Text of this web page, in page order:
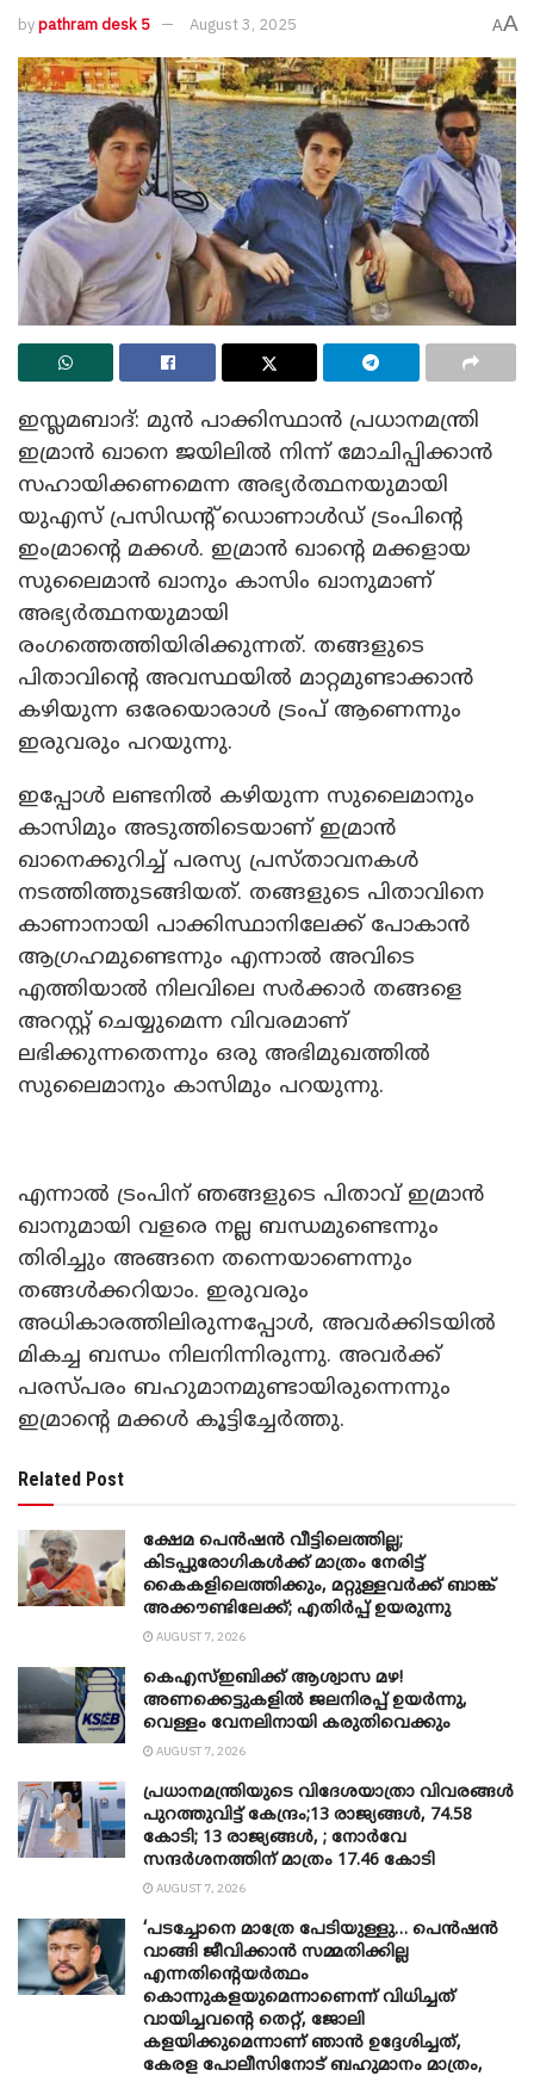
bypathram desk 5 August 3, 2025 AA
ഇസ്ലമബാദ്: മുൻ പാക്കിസ്ഥാൻ പ്രധാനമന്ത്രി
ഇമ്രാൻ ഖാനെ ജയിലിൽ നിന്ന് മോചിപ്പിക്കാൻ
സഹായിക്കണമെന്ന അഭ്യർത്ഥനയുമായി
യുഎസ് പ്രസിഡന്റ് ഡൊണാൾഡ് ട്രംപിന്റെ
ഇംമ്രാന്റെ മക്കൾ. ഇമ്രാൻ ഖാന്റെ മക്കളായ
സുലൈമാൻ ഖാനും കാസിം ഖാനുമാണ്
അഭ്യർത്ഥനയുമായി
രംഗത്തെത്തിയിരിക്കുന്നത്. തങ്ങളുടെ
പിതാവിന്റെ അവസ്ഥയിൽ മാറ്റമുണ്ടാക്കാൻ
കഴിയുന്ന ഒരേയൊരാൾ ട്രംപ് ആണെന്നും
ഇരുവരും പറയുന്നു.
ഇപ്പോൾ ലണ്ടനിൽ കഴിയുന്ന സുലൈമാനും
കാസിമും അടുത്തിടെയാണ് ഇമ്രാൻ
ഖാനെക്കുറിച്ച് പരസ്യ പ്രസ്താവനകൾ
നടത്തിത്തുടങ്ങിയത്. തങ്ങളുടെ പിതാവിനെ
കാണാനായി പാക്കിസ്ഥാനിലേക്ക് പോകാൻ
ആഗ്രഹമുണ്ടെന്നും എന്നാൽ അവിടെ
എത്തിയാൽ നിലവിലെ സർക്കാർ തങ്ങളെ
അറസ്റ്റ് ചെയ്യുമെന്ന വിവരമാണ്
ലഭിക്കുന്നതെന്നും ഒരു അഭിമുഖത്തിൽ
സുലൈമാനും കാസിമും പറയുന്നു.
എന്നാൽ ട്രംപിന് ഞങ്ങളുടെ പിതാവ് ഇമ്രാൻ
ഖാനുമായി വളരെ നല്ല ബന്ധമുണ്ടെന്നും
തിരിച്ചും അങ്ങനെ തന്നെയാണെന്നും
തങ്ങൾക്കറിയാം. ഇരുവരും
അധികാരത്തിലിരുന്നപ്പോൾ, അവർക്കിടയിൽ
മികച്ച ബന്ധം നിലനിന്നിരുന്നു. അവർക്ക്
പരസ്പരം ബഹുമാനമുണ്ടായിരുന്നെന്നും
ഇമ്രാന്റെ മക്കൾ കൂട്ടിച്ചേർത്തു.
Related Post
ക്ഷേമ പെൻഷൻ വീട്ടിലെത്തില്ല;
കിടപ്പുരോഗികൾക്ക് മാത്രം നേരിട്ട്
കൈകളിലെത്തിക്കും, മറ്റുള്ളവർക്ക് ബാങ്ക്
അക്കൗണ്ടിലേക്ക്; എതിർപ്പ് ഉയരുന്നു
AUGUST 7, 2026
കെഎസ്ഇബിക്ക് ആശ്വാസ മഴ!
അണക്കെട്ടുകളിൽ ജലനിരപ്പ് ഉയർന്നു,
വെള്ളം വേനലിനായി കരുതിവെക്കും
AUGUST 7, 2026
പ്രധാനമന്ത്രിയുടെ വിദേശയാത്രാ വിവരങ്ങൾ
പുറത്തുവിട്ട് കേന്ദ്രം;13 രാജ്യങ്ങൾ, 74.58
കോടി; 13 രാജ്യങ്ങൾ, ; നോർവേ
സന്ദർശനത്തിന് മാത്രം 17.46 കോടി
AUGUST 7, 2026
‘പടച്ചോനെ മാത്രേ പേടിയുള്ളു… പെൻഷൻ
വാങ്ങി ജീവിക്കാൻ സമ്മതിക്കില്ല
എന്നതിന്റെയർത്ഥം
കൊന്നുകളയുമെന്നാണെന്ന് വിധിച്ചത്
വായിച്ചവന്റെ തെറ്റ്, ജോലി
കളയിക്കുമെന്നാണ് ഞാൻ ഉദ്ദേശിച്ചത്,
കേരള പോലീസിനോട് ബഹുമാനം മാത്രം,